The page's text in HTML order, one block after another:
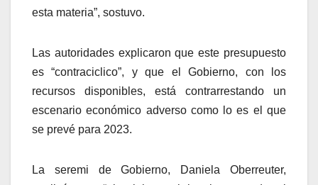
esta materia”, sostuvo.
Las autoridades explicaron que este presupuesto
es “contraciclico”, y que el Gobierno, con los
recursos disponibles, está contrarrestando un
escenario económico adverso como lo es el que
se prevé para 2023.
La seremi de Gobierno, Daniela Oberreuter,